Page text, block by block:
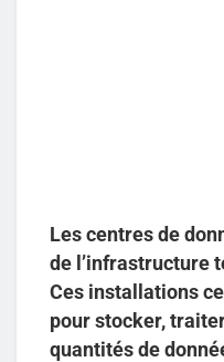
Les centres de
de l’infrastructure
Ces installations
pour stocker,
quantités de